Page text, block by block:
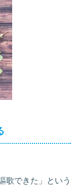
歌できた」という